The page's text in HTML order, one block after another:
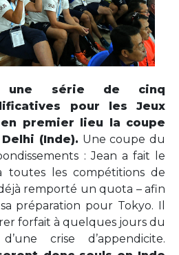
une série de cinq
pour les Jeux
premier lieu la coupe
(Inde). Une coupe du
: Jean a fait le
toutes les compétitions de
déjà remporté un quota – afin
préparation pour Tokyo. Il
forfait à quelques jours du
crise d’appendicite.